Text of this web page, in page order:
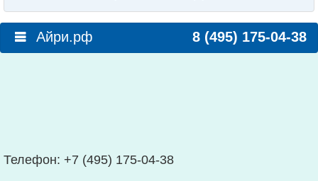
Айри.рф 8 (495) 175-04-38
Телефон: +7 (495) 175-04-38